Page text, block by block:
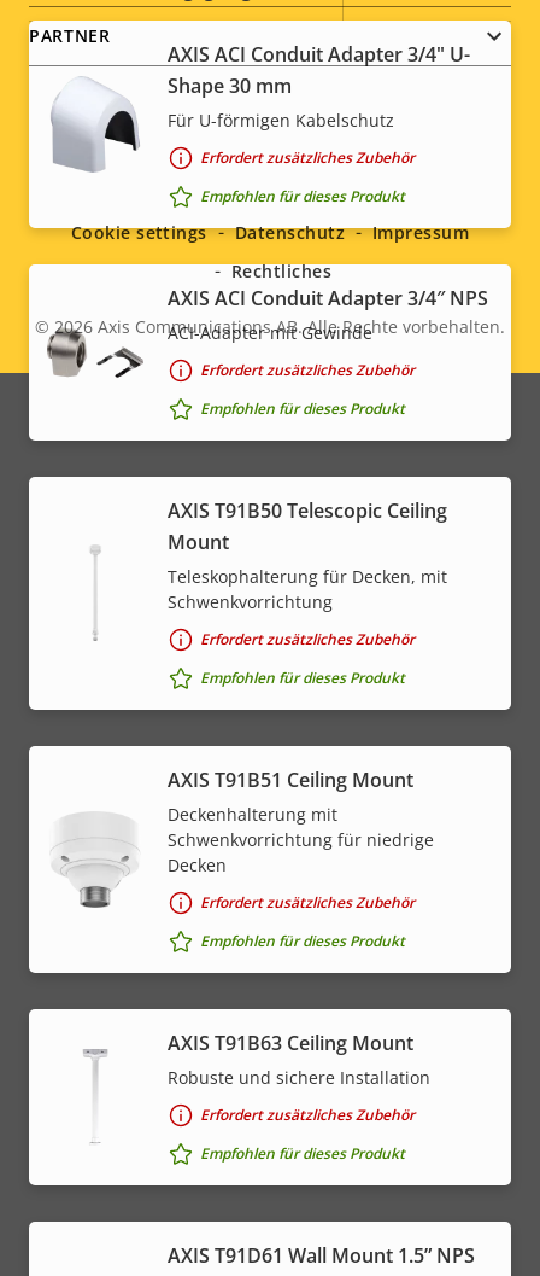
Nachhaltigkeit -
AXIS ACI Conduit Adapter 3/4" U-
Shape 30 mm
Für U-förmigen Kabelschutz
Erfordert zusätzliches Zubehör
Empfohlen für dieses Produkt
AXIS ACI Conduit Adapter 3/4″ NPS
ACI-Adapter mit Gewinde
Erfordert zusätzliches Zubehör
Empfohlen für dieses Produkt
AXIS T91B50 Telescopic Ceiling
Mount
Teleskophalterung für Decken, mit
Schwenkvorrichtung
Erfordert zusätzliches Zubehör
Empfohlen für dieses Produkt
AXIS T91B51 Ceiling Mount
Deckenhalterung mit
Schwenkvorrichtung für niedrige
Decken
Erfordert zusätzliches Zubehör
Empfohlen für dieses Produkt
AXIS T91B63 Ceiling Mount
Robuste und sichere Installation
Erfordert zusätzliches Zubehör
Empfohlen für dieses Produkt
AXIS T91D61 Wall Mount 1.5” NPS
PARTNER
Social
menu
Legal
© 2026 Axis Communications AB. Alle Rechte vorbehalten.
Cookie settings Datenschutz
Impressum
Rechtliches